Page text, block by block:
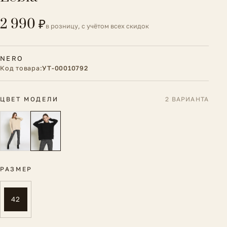
2 990 ₽в розницу, с учётом всех скидок
NERO
Код товара:УТ-00010792
ЦВЕТ МОДЕЛИ 2 ВАРИАНТА
РАЗМЕР
42